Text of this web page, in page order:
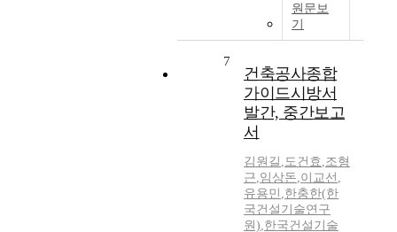
원문보
기
7
건축공사종합
가이드시방서
발간, 중간보고
서
김원길 ,도건효 ,조형
근,임상돈,이교선 ,
유용민 ,한충한(한
국건설기술연구
원),한국건설기술